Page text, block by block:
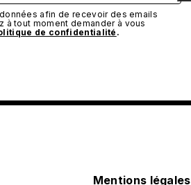
afin de recevoir des emails
à tout moment demander à vous
de confidentialité .
Mentions légales